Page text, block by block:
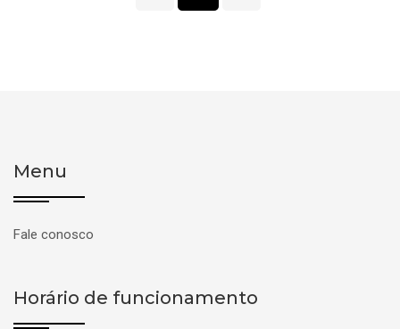
Menu
Fale conosco
Horário de funcionamento